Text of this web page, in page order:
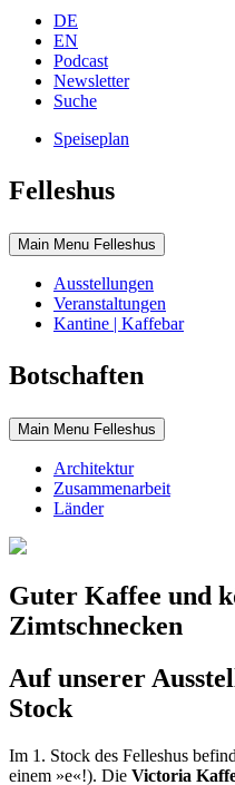
DE
EN
Podcast
Newsletter
Suche
Speiseplan
Felleshus
Main Menu Felleshus
Ausstellungen
Veranstaltungen
Kantine | Kaffebar
Botschaften
Main Menu Felleshus
Architektur
Zusammenarbeit
Länder
Guter Kaffee und
Zimtschnecken
Auf unserer
Stock
Im 1. Stock des Felleshus
einem »e«!). Die Victoria